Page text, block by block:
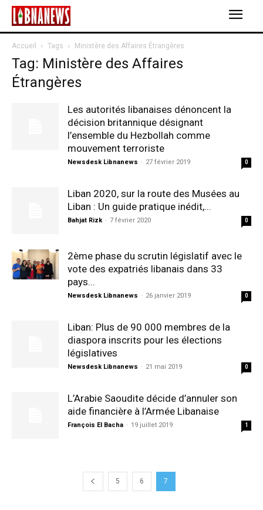
Accueil Tags Ministère des Affaires Étrangères
Tag: Ministère des Affaires
Étrangères
Les autorités libanaises dénoncent la
décision britannique désignant
l’ensemble du Hezbollah comme
mouvement terroriste
Newsdesk Libnanews - 27 février 2019 0
Liban 2020, sur la route des Musées au
Liban : Un guide pratique inédit,...
Bahjat Rizk - 7 février 2020 0
2ème phase du scrutin législatif avec le
vote des expatriés libanais dans 33
pays...
Newsdesk Libnanews - 26 janvier 2019 0
Liban: Plus de 90 000 membres de la
diaspora inscrits pour les élections
législatives
Newsdesk Libnanews - 21 mai 2019 0
L’Arabie Saoudite décide d’annuler son
aide financière à l’Armée Libanaise
François El Bacha - 19 juillet 2019 1
5 6 7